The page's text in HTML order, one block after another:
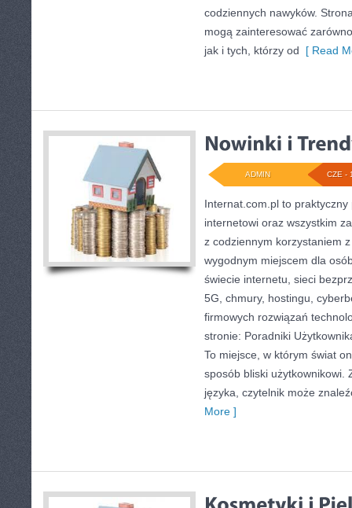
codziennych nawyków.
mogą zainteresować
jak i tych, którzy od [ Read
CZE -
ADMIN
Internat.com.pl to
internetowi oraz wszystkim
z codziennym korzystaniem
wygodnym miejscem dla
świecie internetu, sieci
5G, chmury, hostingu,
firmowych rozwiązań
stronie: Poradniki
To miejsce, w którym świat
sposób bliski użytkownikowi.
języka, czytelnik może
More ]